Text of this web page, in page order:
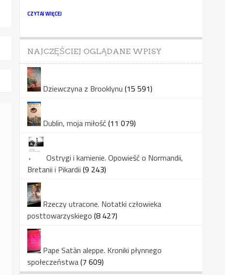
CZYTAJ WIĘCEJ
NAJCZĘŚCIEJ OGLĄDANE WPISY
Dziewczyna z Brooklynu (15 591)
Dublin, moja miłość(11 079)
Ostrygi i kamienie. Opowieść o Normandii,
Bretanii i Pikardii (9 243)
Rzeczy utracone. Notatki człowieka
posttowarzyskiego (8 427)
Pape Satàn aleppe. Kroniki płynnego
społeczeństwa(7 609)